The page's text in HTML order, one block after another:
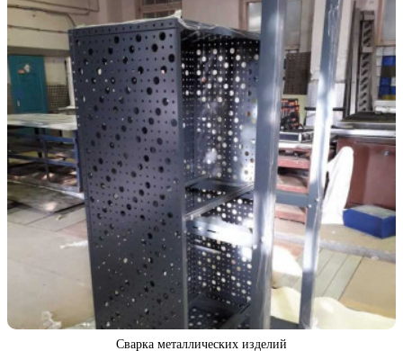
Сварка металлических изделий